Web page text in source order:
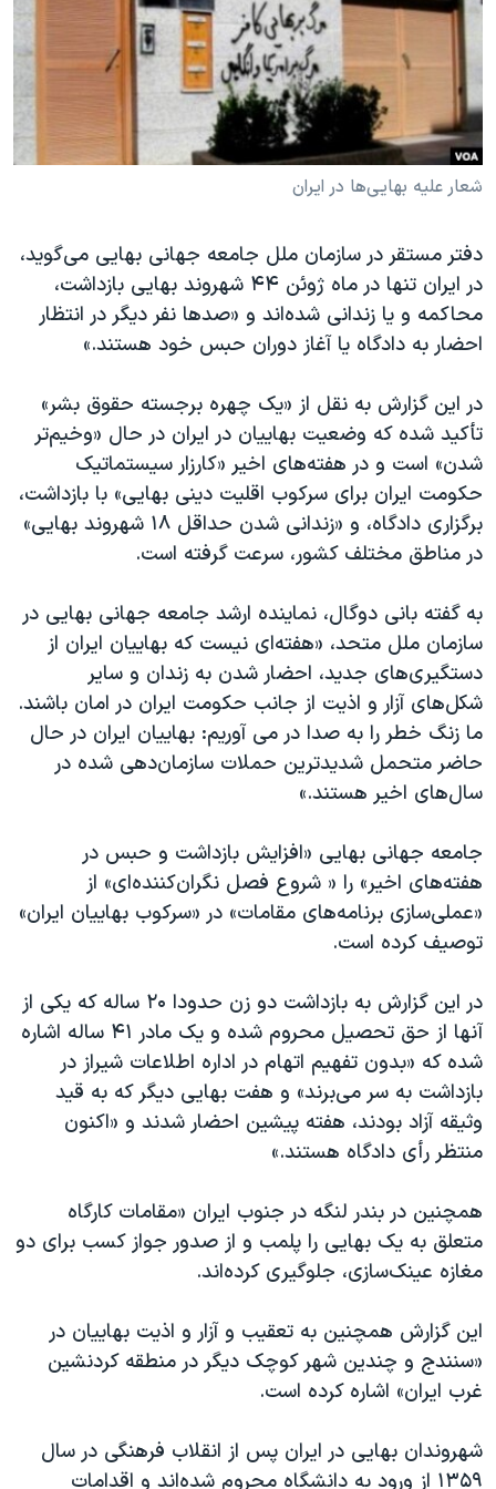
فرهنگ و زندگی
حقوق شهروندی
علم و فناوری
اسرائیل در جنگ
آرشیو پخش زنده
مستندها
انتخابات ریاست جمهوری آمریکا ۲۰۲۴
حمله جمهوری اسلامی به اسرائیل
رمز مهسا
ورزش زنان در ایران
مجموعه مستندهای دادخواهی
تریبونال مردمی آبان ۹۸
دادگاه حمید نوری
قانون شفافیت دارائی کادر رهبری ایران
اعتراضات مردمی آبان ۹۸
اسرائیل در جنگ
نرگس محمدی برنده جایزه نوبل صلح
صفحه‌های ویژه
سفر پرزیدنت ترامپ به چین
دنبال کنید
زبانهای مختلف
شعار علیه بهایی‌ها در ایران
دفتر مستقر در سازمان ملل جامعه جهانی بهایی می‌گوید،
در ایران تنها در ماه ژوئن ۴۴ شهروند بهایی بازداشت،
محاکمه و یا زندانی شده‌اند و «صدها نفر دیگر در انتظار
احضار به دادگاه یا آغاز دوران حبس خود هستند.»
در این گزارش به نقل از «یک چهره برجسته حقوق بشر»
تأکید شده که وضعیت بهاییان در ایران در حال «وخیم‌تر
شدن» است و در هفته‌های اخیر «کارزار سیستماتیک
حکومت ایران برای سرکوب اقلیت دینی بهایی» با بازداشت،
برگزاری دادگاه، و «زندانی شدن حداقل ۱۸ شهروند بهایی»
در مناطق مختلف کشور، سرعت گرفته است.
به گفته بانی دوگال، نماینده ارشد جامعه جهانی بهایی در
سازمان ملل متحد، «هفته‌ای نیست که بهاییان ایران از
دستگیری‌های جدید، احضار شدن به زندان و سایر
شکل‌های آزار و اذیت از جانب حکومت ایران در امان باشند.
ما زنگ خطر را به صدا در می آوریم: بهاییان ایران در حال
حاضر متحمل شدیدترین حملات سازمان‌دهی شده در
سال‌های اخیر هستند.»
جامعه جهانی بهایی «افزایش بازداشت و حبس در
هفته‌های اخیر» را « شروع فصل نگران‌کننده‌ای» از
«عملی‌سازی برنامه‌های مقامات» در «سرکوب بهاییان ایران»
توصیف کرده است.
در این گزارش به بازداشت دو زن حدودا ۲۰ ساله که یکی از
آنها از حق تحصیل محروم شده و یک مادر ۴۱ ساله اشاره
شده که «بدون تفهیم اتهام در اداره اطلاعات شیراز در
بازداشت به سر می‌برند» و هفت بهایی دیگر که به قید
وثیقه آزاد بودند، هفته پیشین احضار شدند و «اکنون
منتظر رأی دادگاه هستند.»
همچنین در بندر لنگه در جنوب ایران «مقامات کارگاه
متعلق به یک بهایی را پلمب و از صدور جواز کسب برای دو
مغازه عینک‌سازی، جلوگیری کرده‌اند.
این گزارش همچنین به تعقیب و آزار و اذیت بهاییان در
«سنندج و چندین شهر کوچک دیگر در منطقه کردنشین
غرب ایران» اشاره کرده است.
شهروندان بهایی در ایران پس از انقلاب فرهنگی در سال
۱۳۵۹ از ورود به دانشگاه محروم شده‌اند و اقدامات